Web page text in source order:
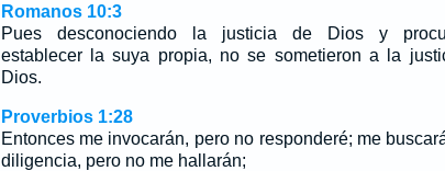
Romanos 10:3
Pues desconociendo la justicia de Dios y
establecer la suya propia, no se sometieron a la
Dios.
Proverbios 1:28
Entonces me invocarán, pero no responderé; me
diligencia, pero no me hallarán;